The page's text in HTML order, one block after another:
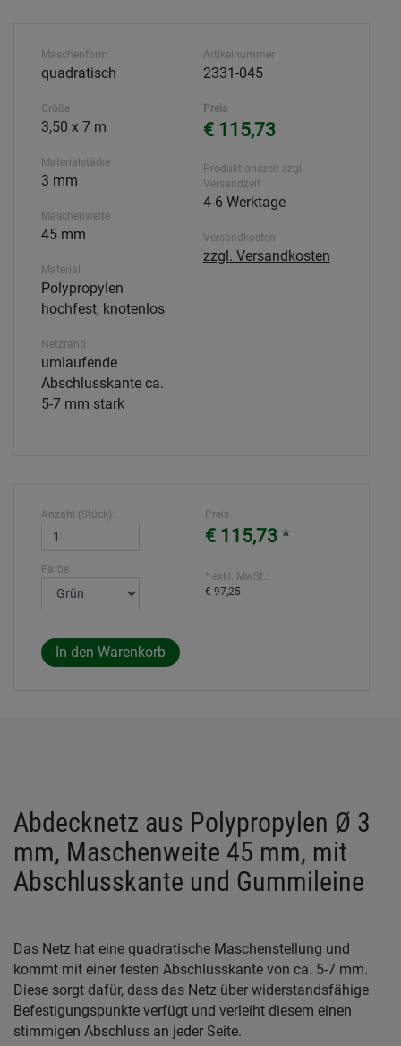
Maschenform
quadratisch
Größe
3,50 x 7 m
Materialstärke
3 mm
Maschenweite
45 mm
Material
Polypropylen
hochfest, knotenlos
Netzrand
umlaufende
Abschlusskante ca.
5-7 mm stark
Artikelnummer
2331-045
Preis
€ 115,73
Produktionszeit zzgl.
Versandzeit
4-6 Werktage
Versandkosten
zzgl. Versandkosten
Anzahl (Stück):
Farbe
Preis
€ 115,73 *
* exkl. MwSt.:
€ 97,25
Abdecknetz aus Polypropylen Ø 3
mm, Maschenweite 45 mm, mit
Abschlusskante und Gummileine
Das Netz hat eine quadratische Maschenstellung und
kommt mit einer festen Abschlusskante von ca. 5-7 mm.
Diese sorgt dafür, dass das Netz über widerstandsfähige
Befestigungspunkte verfügt und verleiht diesem einen
stimmigen Abschluss an jeder Seite.